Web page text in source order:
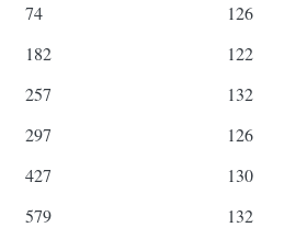
74 126
182 122
257 132
297 126
427 130
579 132